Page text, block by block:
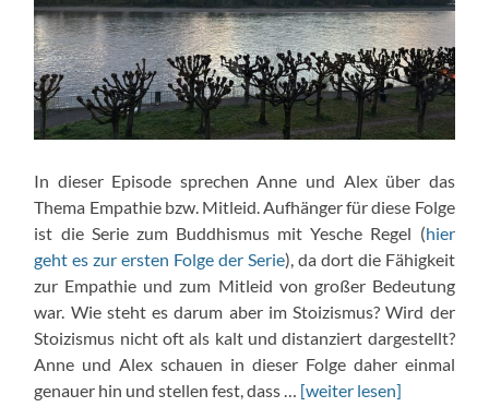
In dieser Episode sprechen Anne und Alex über das
Thema Empathie bzw. Mitleid. Aufhänger für diese Folge
ist die Serie zum Buddhismus mit Yesche Regel (hier
geht es zur ersten Folge der Serie), da dort die Fähigkeit
zur Empathie und zum Mitleid von großer Bedeutung
war. Wie steht es darum aber im Stoizismus? Wird der
Stoizismus nicht oft als kalt und distanziert dargestellt?
Anne und Alex schauen in dieser Folge daher einmal
genauer hin und stellen fest, dass … [weiter lesen]